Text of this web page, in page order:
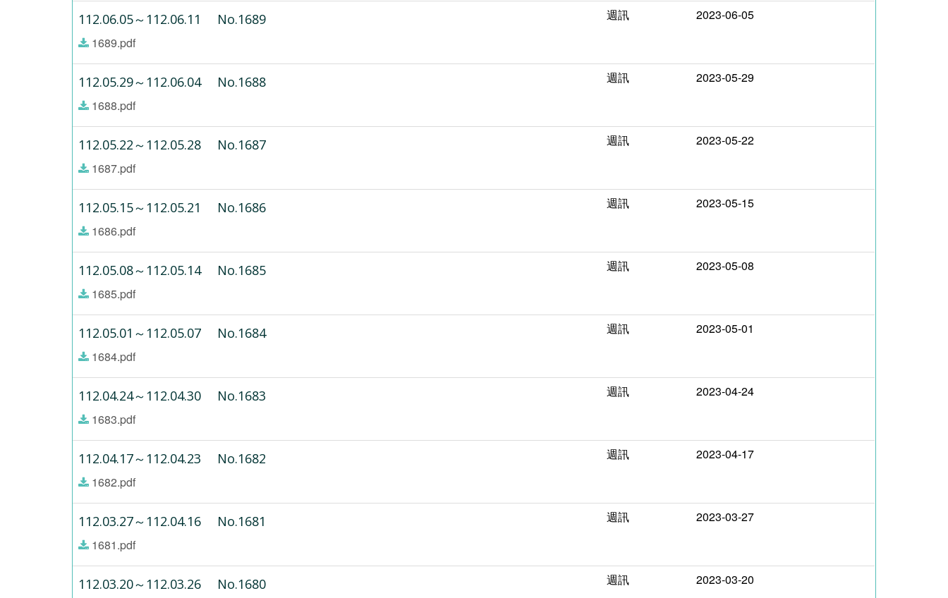
112.06.05～112.06.11 No.1689
1689.pdf
週訊 2023-06-05
112.05.29～112.06.04 No.1688
1688.pdf
週訊 2023-05-29
112.05.22～112.05.28 No.1687
1687.pdf
週訊 2023-05-22
112.05.15～112.05.21 No.1686
1686.pdf
週訊 2023-05-15
112.05.08～112.05.14 No.1685
1685.pdf
週訊 2023-05-08
112.05.01～112.05.07 No.1684
1684.pdf
週訊 2023-05-01
112.04.24～112.04.30 No.1683
1683.pdf
週訊 2023-04-24
112.04.17～112.04.23 No.1682
1682.pdf
週訊 2023-04-17
112.03.27～112.04.16 No.1681
1681.pdf
週訊 2023-03-27
112.03.20～112.03.26 No.1680 週訊 2023-03-20